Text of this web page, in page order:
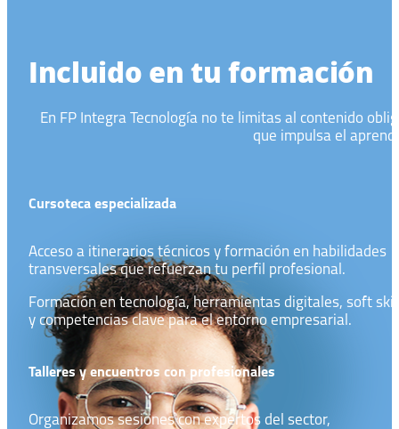
Incluido en tu formación
En FP Integra Tecnología no te limitas al contenido
que impulsa el
Cursoteca especializada
Acceso a itinerarios técnicos y formación en habilidades
transversales que refuerzan tu perfil profesional.
Formación en tecnología, herramientas digitales, soft
y competencias clave para el entorno empresarial.
Talleres y encuentros con profesionales
Organizamos sesiones con expertos del sector,